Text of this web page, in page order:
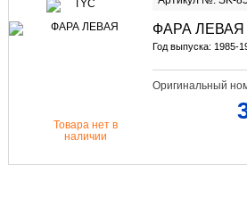
ФАРА ЛЕВАЯ
Год выпуска: 1985-
Оригинальный
Товара нет в
наличии